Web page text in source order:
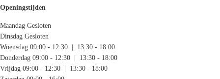
Openingstijden
Maandag Gesloten
Dinsdag Gesloten
Woensdag 09:00 - 12:30 | 13:30 - 18:00
Donderdag 09:00 - 12:30 | 13:30 - 18:00
Vrijdag 09:00 - 12:30 | 13:30 - 18:00